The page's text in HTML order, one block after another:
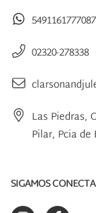
5491161777087
02320-278338
Las Piedras,
Pilar, Pcia de
SIGAMOS